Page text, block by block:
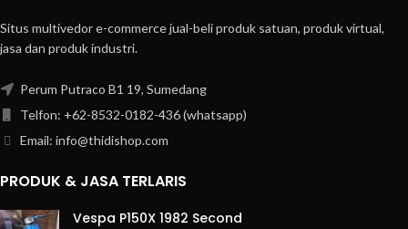
Situs multivedor e-commerce jual-beli produk satuan, produk virtual,
jasa dan produk industri.
Perum Putraco B1 19, Sumedang
Telfon: +62-8532-0182-436 (whatsapp)
Email: info@thidishop.com
PRODUK & JASA TERLARIS
Vespa P150X 1982 Second